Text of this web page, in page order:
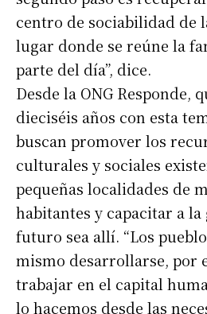
centro de sociabilidad de
lugar donde se reúne la
parte del día”, dice.
Desde la ONG Responde,
dieciséis años con esta
buscan promover los
culturales y sociales
pequeñas localidades de
habitantes y capacitar a la
futuro sea allí. “Los
mismo desarrollarse, por
trabajar en el capital
lo hacemos desde las